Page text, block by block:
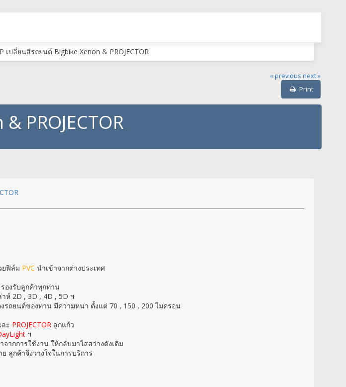
เปลี่ยนสีรถยนต์ Bigbike Xenon & PROJECTOR
« previous next »
Print
PROJECTOR
ยฟิล์ม PVC นำเข้าจากต่างประเทศ
องรับลูกค้าทุกท่าน
ห์ 2D , 3D , 4D , 5D ฯ
ถยนต์ของท่าน มีความหนา ตั้งแต่ 70 , 150 , 200 ไมครอน
ละ PROJECTOR ลูกแก้ว
ฯ
ากการใช้งาน ให้กลับมาใสสว่างดังเดิม
ลูกค้าจึงวางใจในการบริการ